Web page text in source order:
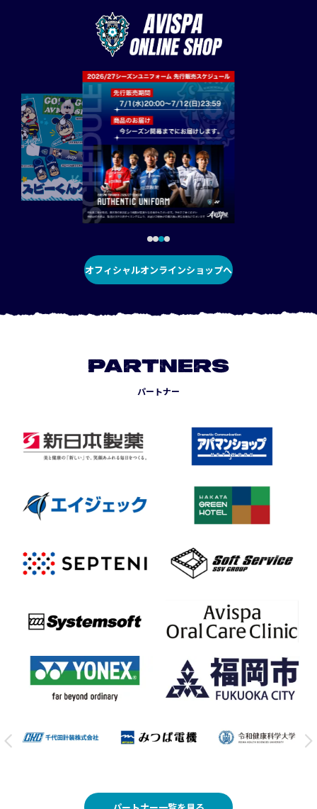
オフィシャルオンラインショップへ
PARTNERS
パートナー